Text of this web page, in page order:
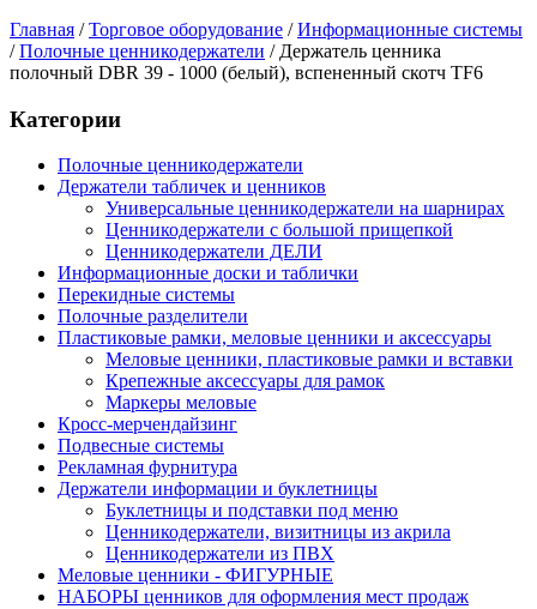
Главная / Торговое оборудование / Информационные системы
/ Полочные ценникодержатели / Держатель ценника
полочный DBR 39 - 1000 (белый), вспененный скотч TF6
Категории
Полочные ценникодержатели
Держатели табличек и ценников
Универсальные ценникодержатели на шарнирах
Ценникодержатели с большой прищепкой
Ценникодержатели ДЕЛИ
Информационные доски и таблички
Перекидные системы
Полочные разделители
Пластиковые рамки, меловые ценники и аксессуары
Меловые ценники, пластиковые рамки и вставки
Крепежные аксессуары для рамок
Маркеры меловые
Кросс-мерчендайзинг
Подвесные системы
Рекламная фурнитура
Держатели информации и буклетницы
Буклетницы и подставки под меню
Ценникодержатели, визитницы из акрила
Ценникодержатели из ПВХ
Меловые ценники - ФИГУРНЫЕ
НАБОРЫ ценников для оформления мест продаж